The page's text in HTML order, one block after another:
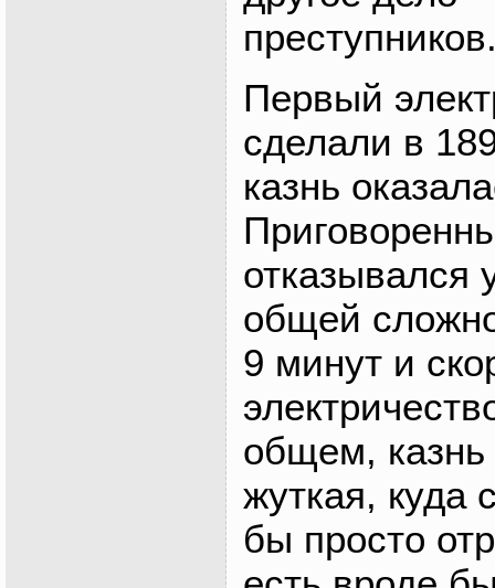
Первый
сделали в
казнь
отказывался
общей
9 минут и
общем, казнь
жуткая, куда
бы просто